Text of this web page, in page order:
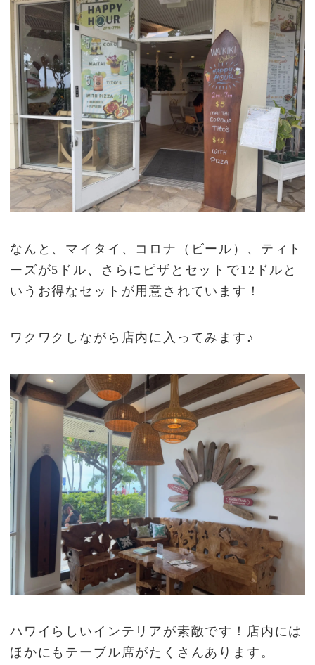
なんと、マイタイ、コロナ（ビール）、ティト
ーズが5ドル、さらにピザとセットで12ドルと
いうお得なセットが用意されています！
ワクワクしながら店内に入ってみます♪
ハワイらしいインテリアが素敵です！店内には
ほかにもテーブル席がたくさんあります。